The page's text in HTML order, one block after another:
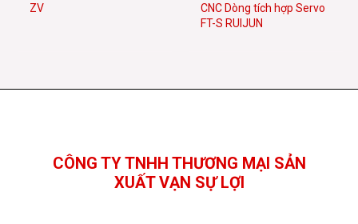
ZV
CNC Dòng tích hợp Servo
FT-S RUIJUN
CÔNG TY TNHH THƯƠNG MẠI SẢN
XUẤT VẠN SỰ LỢI
Facebook
YouTube
TikTok